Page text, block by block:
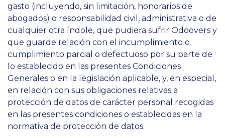
gasto (incluyendo, sin limitación, honorarios de
abogados) o responsabilidad civil, administrativa o de
cualquier otra índole, que pudiera sufrir Odoovers y
que guarde relación con el incumplimiento o
cumplimiento parcial o defectuoso por su parte de
lo establecido en las presentes Condiciones
Generales o en la legislación aplicable, y, en especial,
en relación con sus obligaciones relativas a
protección de datos de carácter personal recogidas
en las presentes condiciones o establecidas en la
normativa de protección de datos.